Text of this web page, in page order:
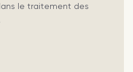
le traitement des